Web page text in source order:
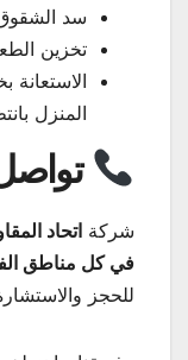
سد
تخزين
المنزل
شركة اتحاد
في كل مناطق
للحجز